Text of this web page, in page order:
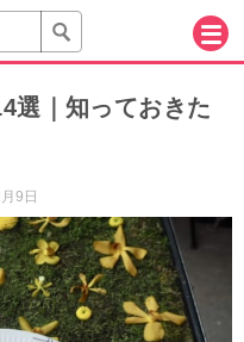
選｜知っておきた
9日